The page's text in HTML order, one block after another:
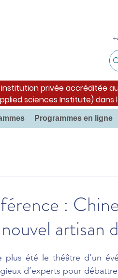
institution privée accréditée
sciences Institute)
Programmes en ligne
:
artisan
plus été le théâtre d’un
d’experts pour